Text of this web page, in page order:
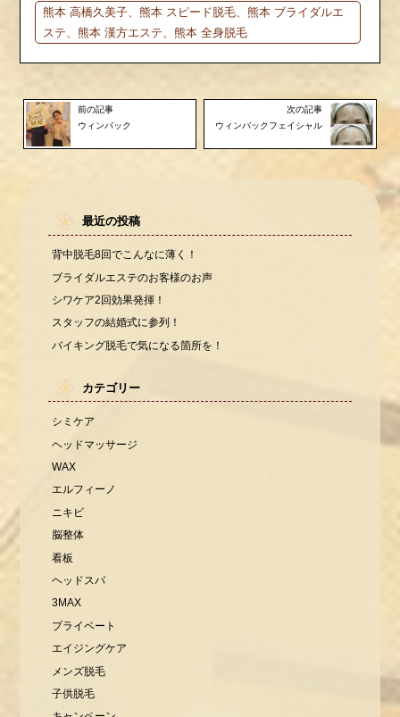
熊本 高橋久美子、熊本 スピード脱毛、熊本 ブライダルエ
ステ、熊本 漢方エステ、熊本 全身脱毛
前の記事
ウィンバック
次の記事
ウィンバックフェイシャル
最近の投稿
背中脱毛8回でこんなに薄く！
ブライダルエステのお客様のお声
シワケア2回効果発揮！
スタッフの結婚式に参列！
バイキング脱毛で気になる箇所を！
カテゴリー
シミケア
ヘッドマッサージ
WAX
エルフィーノ
ニキビ
脳整体
看板
ヘッドスパ
3MAX
プライベート
エイジングケア
メンズ脱毛
子供脱毛